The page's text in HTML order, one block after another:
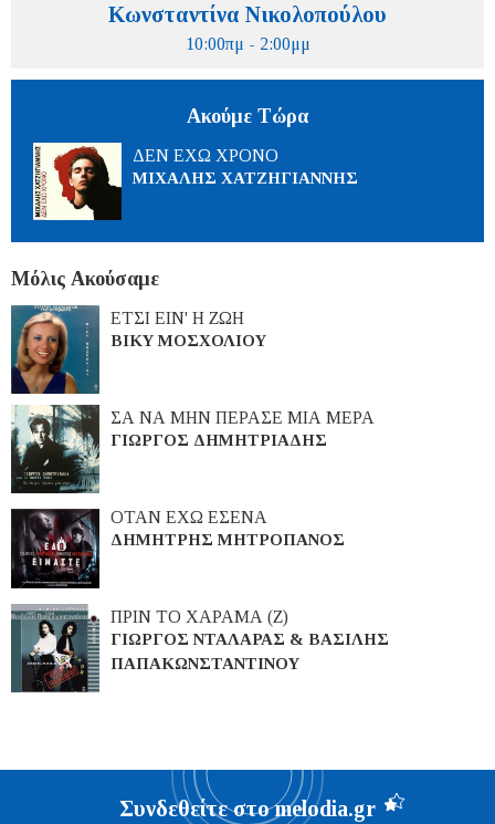
Κωνσταντίνα Νικολοπούλου
10:00πμ - 2:00μμ
Ακούμε Τώρα
ΔΕΝ ΕΧΩ ΧΡΟΝΟ
ΜΙΧΑΛΗΣ ΧΑΤΖΗΓΙΑΝΝΗΣ
Μόλις Ακούσαμε
ΕΤΣΙ ΕΙΝ' Η ΖΩΗ
ΒΙΚΥ ΜΟΣΧΟΛΙΟΥ
ΣΑ ΝΑ ΜΗΝ ΠΕΡΑΣΕ ΜΙΑ ΜΕΡΑ
ΓΙΩΡΓΟΣ ΔΗΜΗΤΡΙΑΔΗΣ
ΟΤΑΝ ΕΧΩ ΕΣΕΝΑ
ΔΗΜΗΤΡΗΣ ΜΗΤΡΟΠΑΝΟΣ
ΠΡΙΝ ΤΟ ΧΑΡΑΜΑ (Ζ)
ΓΙΩΡΓΟΣ ΝΤΑΛΑΡΑΣ & ΒΑΣΙΛΗΣ
ΠΑΠΑΚΩΝΣΤΑΝΤΙΝΟΥ
Συνδεθείτε στο melodia.gr